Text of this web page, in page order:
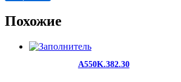
Похожие
A550K.382.30